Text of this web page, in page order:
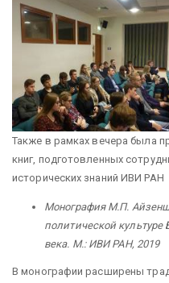
Также в рамках вечера была
книг, подготовленных
исторических знаний ИВИ РАН
Монография М.П.
политической
века. М.: ИВИ РАН, 2019
В монографии расширены